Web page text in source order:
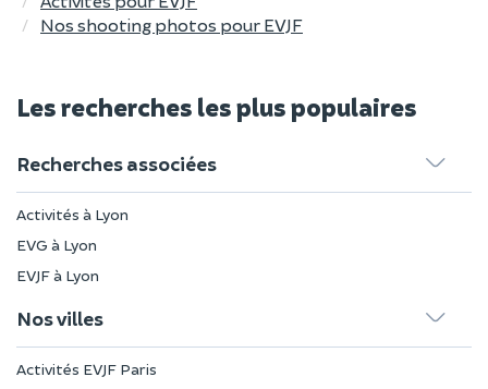
Nos shooting photos pour EVJF
Les recherches les plus populaires
Recherches associées
Activités à Lyon
EVG à Lyon
EVJF à Lyon
Nos villes
Activités EVJF Paris